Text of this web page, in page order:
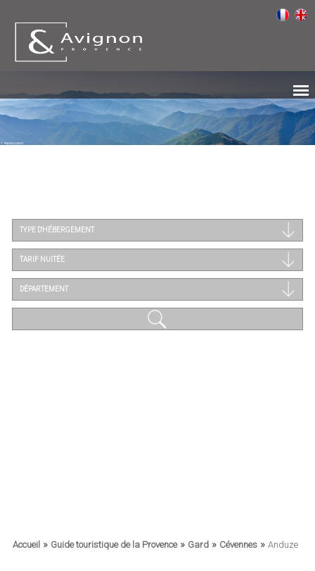
TYPE D'HÉBERGEMENT
TARIF NUITÉE
DÉPARTEMENT
Accueil» Guide touristique de la Provence» Gard» Cévennes» Anduze